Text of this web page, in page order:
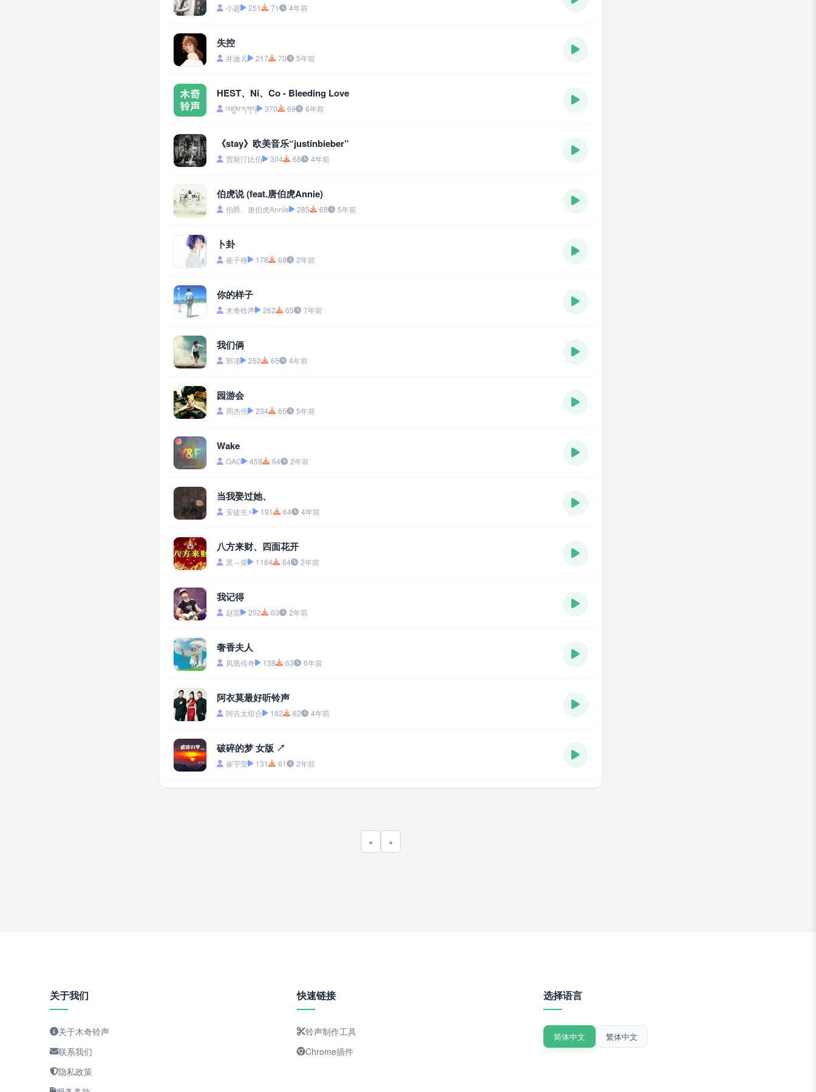
小超 251 71 4年前
失控
井迪儿 217 70 5年前
HEST、Ni、Co - Bleeding Love
འཛུམ་དཀར། 370 69 6年前
《stay》欧美音乐“justinbieber”
贾斯汀比伯 304 68 4年前
伯虎说 (feat.唐伯虎Annie)
伯爵、唐伯虎Annie 285 68 5年前
卜卦
崔子格 178 68 2年前
你的样子
木奇铃声 262 65 7年前
我们俩
郭顶 252 65 4年前
园游会
周杰伦 234 65 5年前
Wake
OAO 459 64 2年前
当我娶过她、
安徒生⚡ 191 64 4年前
八方来财、四面花开
黑⇔柴 1164 64 2年前
我记得
赵雷 202 63 2年前
奢香夫人
凤凰传奇 138 63 6年前
阿衣莫最好听铃声
阿吉太组合 182 62 4年前
破碎的梦 女版 ↗
崔宇莹 131 61 2年前
« »
关于我们
关于木奇铃声
联系我们
隐私政策
快速链接
铃声制作工具
Chrome插件
选择语言
简体中文 繁体中文